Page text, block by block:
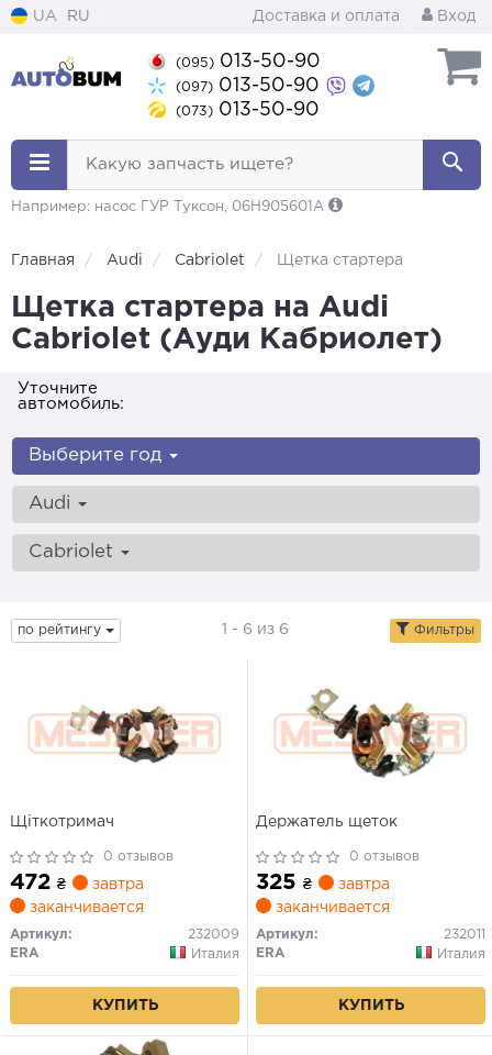
UA RU Доставка и оплата Вход
(095) 013-50-90
(097) 013-50-90
(073) 013-50-90
Какую запчасть ищете?
Например: насос ГУР Туксон, 06H905601A
Главная Audi Cabriolet Щетка стартера
Щетка стартера на Audi
Cabriolet (Ауди Кабриолет)
Уточните
автомобиль:
Выберите год
Audi
Cabriolet
по рейтингу 1 - 6 из 6 Фильтры
Щіткотримач
0 отзывов
472 ₴
завтра
заканчивается
Артикул:
232009
ERA
Италия
КУПИТЬ
Держатель щеток
0 отзывов
325 ₴
завтра
заканчивается
Артикул:
232011
ERA
Италия
КУПИТЬ